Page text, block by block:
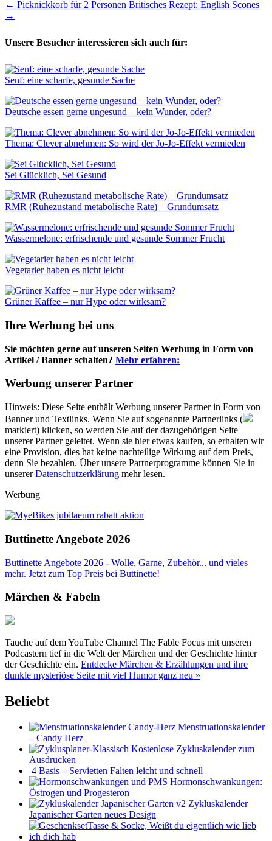
← Picknickkorb für 2 Personen Britisches Rezept: English Scones
→
Unsere Besucher interessieren sich auch für:
Senf: eine scharfe, gesunde Sache
Deutsche essen gerne ungesund – kein Wunder, oder?
Thema: Clever abnehmen: So wird der Jo-Jo-Effekt vermieden
Sei Glücklich, Sei Gesund
RMR (Ruhezustand metabolische Rate) – Grundumsatz
Wassermelone: erfrischende und gesunde Sommer Frucht
Vegetarier haben es nicht leicht
Grüner Kaffee – nur Hype oder wirksam?
Ihre Werbung bei uns
Sie möchten gerne auf unseren Seiten Werbung in Form von
Artikel / Banner schalten? Mehr erfahren:
Werbung unserer Partner
Hinweis: Diese Seite enthält Werbung unserer Partner in Form von
Banner und Textlinks. Wenn Sie auf sogenannte Partnerlinks (
markiert) klicken, so werden Sie auf der dazugehörigen Seite
unserer Partner geleitet. Wenn sie hier etwas kaufen, so erhalten wir
eine Provision, dies hat keine nachteilige Wirkung auf dem Preis,
denn Sie bezahlen. Über unsere Partnerprogramme können Sie in
unsererDatenschutzerklärung mehr lesen.
Werbung
Buttinette Angebote 2026
Buttinette Angebote 2026 - Wolle, Garne, Zubehör... und vieles
mehr. Jetzt zum Top Preis bei Buttinette!
Märchen & Fabeln
Tauche auf dem YouTube Channel The Fable Focus mit unseren
Podcastern tief in die Welt der Märchen und der Geschichte hinter
der Geschichte ein. Entdecke Märchen & Erzählungen und ihre
dunkle mysteriöse Seite mit viel Humor ganz neu »
Beliebt
Menstruationskalender
– Candy Herz
Kostenlose Zykluskalender zum
Ausdrucken
4 Basis – Servietten Falten leicht und schnell
Hormonschwankungen:
Östrogen und Progesteron
Zykluskalender
Japanischer Garten neues Design